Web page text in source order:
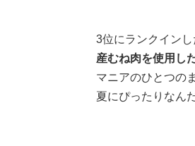
3位にランクインし
産むね肉を使用し
マニアのひとつの
夏にぴったりなん